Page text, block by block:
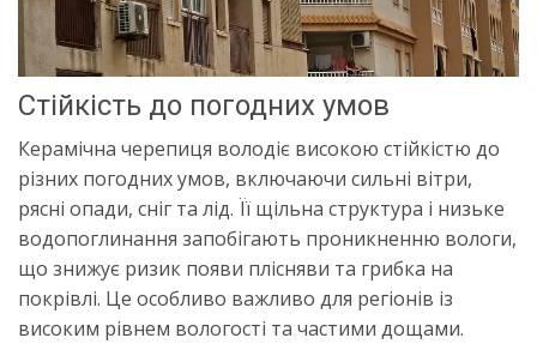
Стійкість до погодних умов
Керамічна черепиця володіє високою стійкістю до
різних погодних умов, включаючи сильні вітри,
рясні опади, сніг та лід. Її щільна структура і низьке
водопоглинання запобігають проникненню вологи,
що знижує ризик появи плісняви та грибка на
покрівлі. Це особливо важливо для регіонів із
високим рівнем вологості та частими дощами.